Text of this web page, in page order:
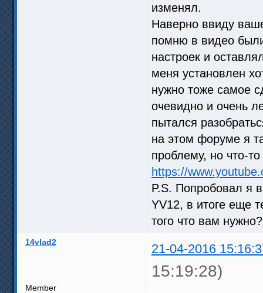
изменял.
Наверно ввиду
помню в видео
настроек и
меня установлен
нужно тоже самое
очевидно и очень
пытался
на этом форуме я
проблему, но что-
https://
P.S. Попробовал я
YV12, в итоге еще
того что вам нужно?
14vlad2 21-04-2016
15:19:28)
Member